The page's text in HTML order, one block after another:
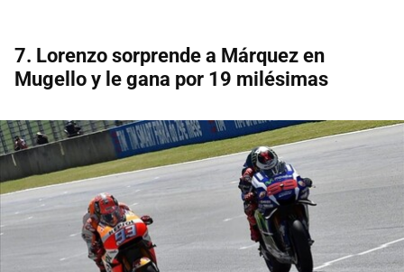
7. Lorenzo sorprende a Márquez en
Mugello y le gana por 19 milésimas